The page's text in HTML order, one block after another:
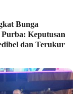
Bunga
Keputusan
dan Terukur